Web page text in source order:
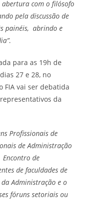
abertura com o filósofo
pela discussão de
painéis, abrindo e
para as 19h de
27 e 28, no
FIA vai ser debatida
da
Profissionais de
de Administração
de
de faculdades de
Administração e o
fóruns setoriais ou